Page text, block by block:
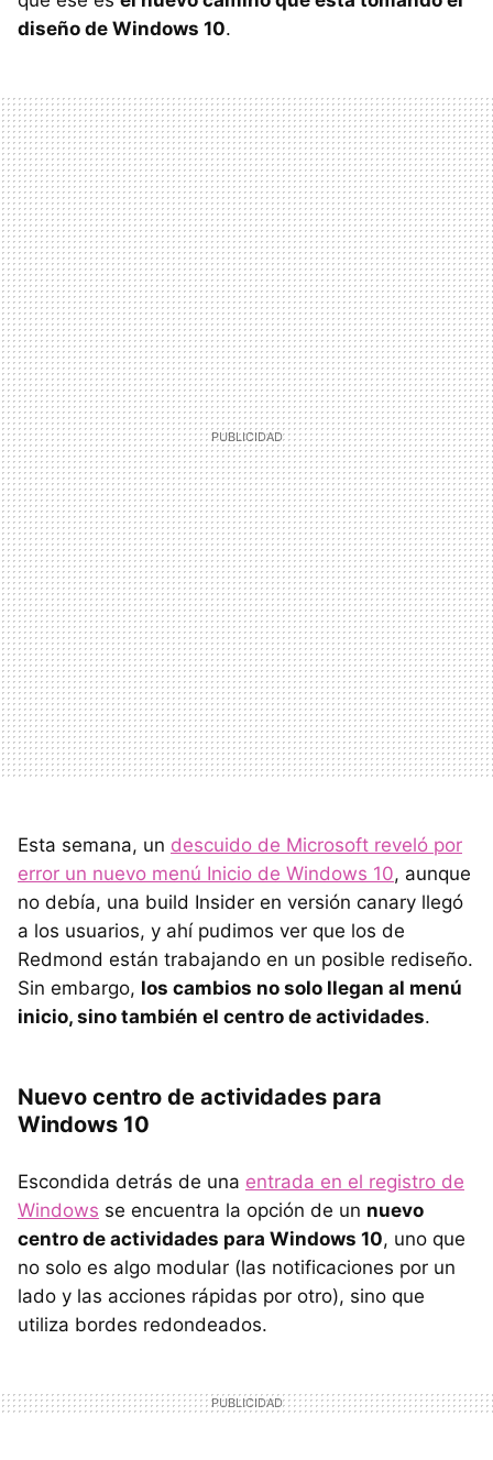
diseño de Windows 10.
Esta semana, un descuido de Microsoft reveló por
error un nuevo menú Inicio de Windows 10, aunque
no debía, una build Insider en versión canary llegó
a los usuarios, y ahí pudimos ver que los de
Redmond están trabajando en un posible rediseño.
Sin embargo, los cambios no solo llegan al menú
inicio, sino también el centro de actividades.
Nuevo centro de actividades para
Windows 10
Escondida detrás de una entrada en el registro de
Windows se encuentra la opción de un nuevo
centro de actividades para Windows 10, uno que
no solo es algo modular (las notificaciones por un
lado y las acciones rápidas por otro), sino que
utiliza bordes redondeados.